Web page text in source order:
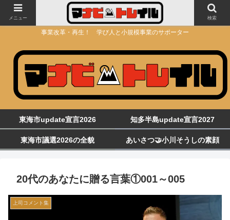
事業改革・再生！ 学び人と小規模事業のサポーター
東海市update宣言2026 知多半島update宣言2027
東海市議選2026の全貌 あいさつ🤝小川そうしの素顔
20代のあなたに贈る言葉①001～005
上司コメント集
メニュー 検索